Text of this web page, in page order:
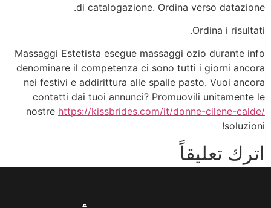
di catalogazione. Ordina verso datazione.
Ordina i risultati.
Massaggi Estetista esegue massaggi ozio durante info
denominare il competenza ci sono tutti i giorni ancora
nei festivi e addirittura alle spalle pasto. Vuoi ancora
contatti dai tuoi annunci? Promuovili unitamente le
nostre https://kissbrides.com/it/donne-cilene-calde/
soluzioni!
اترك تعليقاً